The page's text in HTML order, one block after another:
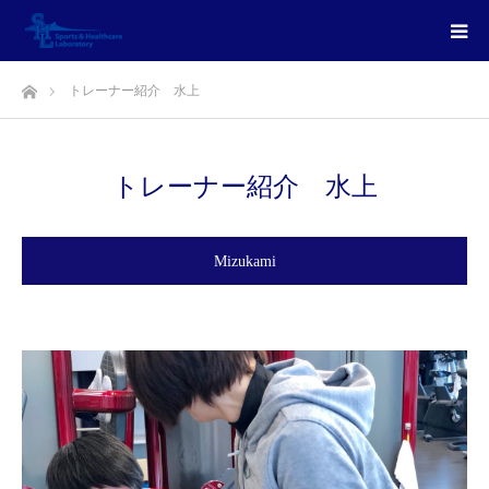
ホームトレーナー紹介 水上
トレーナー紹介 水上
Mizukami